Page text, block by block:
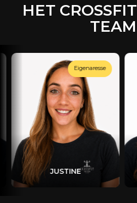
HET CROSSFIT
TEAM
JUSTINE
Eigenaresse